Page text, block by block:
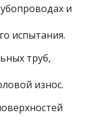
и
испытания.
труб,
износ.